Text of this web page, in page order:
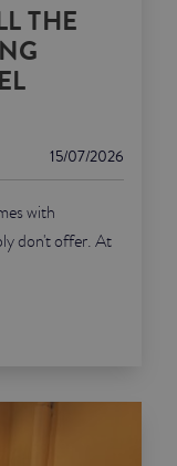
THE
15/07/2026
with
don't offer. At